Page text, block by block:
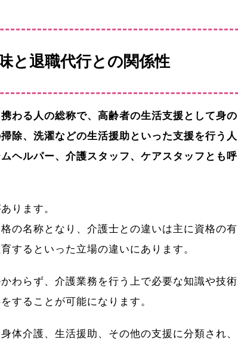
と退職代行との関係性
わる人の総称で、高齢者の生活支援として身の
除、洗濯などの生活援助といった支援を行う人
ヘルパー、介護スタッフ、ケアスタッフとも呼
ります。
の名称となり、介護士との違いは主に資格の有
するといった立場の違いにあります。
わらず、介護業務を行う上で必要な知識や技術
することが可能になります。
体介護、生活援助、その他の支援に分類され、